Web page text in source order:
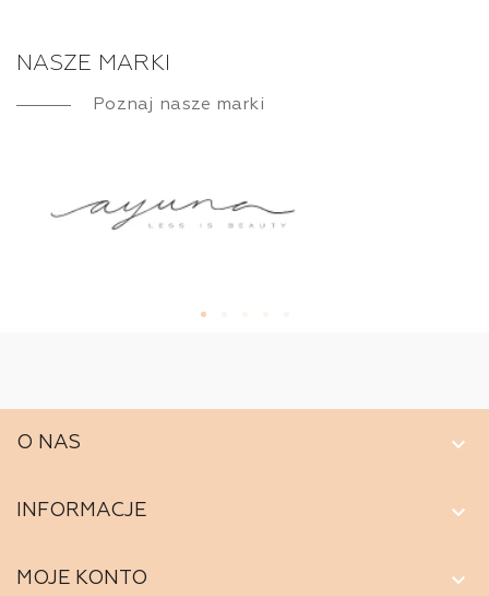
NASZE MARKI
Poznaj nasze marki
O NAS keyboard_arrow_down
INFORMACJE keyboard_arrow_down
MOJE KONTO keyboard_arrow_down